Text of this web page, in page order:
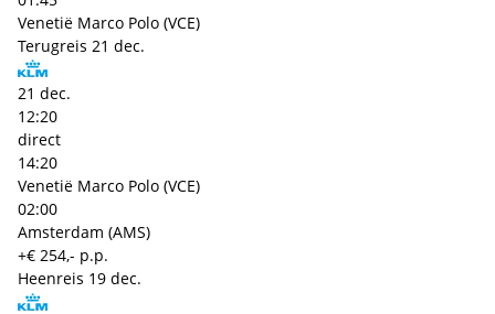
Venetië Marco Polo (VCE)
Terugreis 21 dec.
21 dec.
12:20
direct
14:20
Venetië Marco Polo (VCE)
02:00
Amsterdam (AMS)
+€ 254,- p.p.
Heenreis 19 dec.